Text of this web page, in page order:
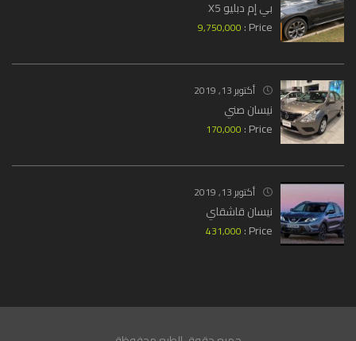
بي إم دبليو X5
Price :
9,750,000
أكتوبر 13, 2019
نيسان صني
Price :
170,000
أكتوبر 13, 2019
نيسان قاشقاي
Price :
431,000